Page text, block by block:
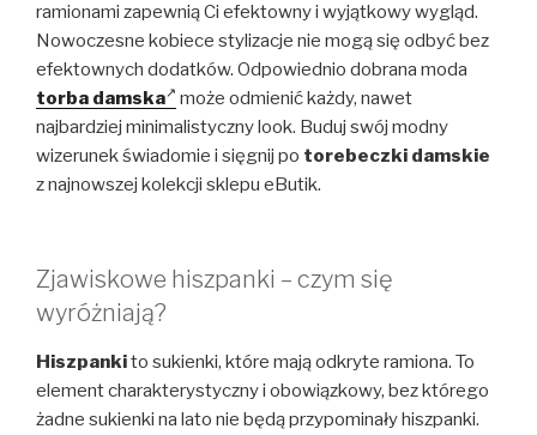
ramionami zapewnią Ci efektowny i wyjątkowy wygląd.
Nowoczesne kobiece stylizacje nie mogą się odbyć bez
efektownych dodatków. Odpowiednio dobrana moda
torba damska
może odmienić każdy, nawet
najbardziej minimalistyczny look. Buduj swój modny
wizerunek świadomie i sięgnij po torebeczki damskie
z najnowszej kolekcji sklepu eButik.
Zjawiskowe hiszpanki – czym się
wyróżniają?
Hiszpankito sukienki, które mają odkryte ramiona. To
element charakterystyczny i obowiązkowy, bez którego
żadne sukienki na lato nie będą przypominały hiszpanki.